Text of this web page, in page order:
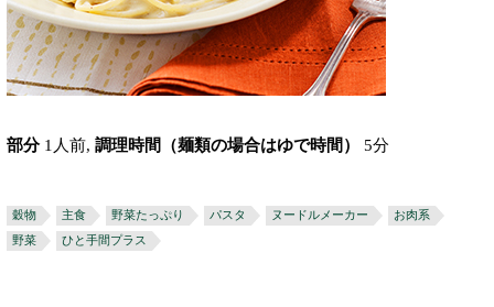
部分 1人前, 調理時間（麺類の場合はゆで時間） 5分
穀物 主食 野菜たっぷり パスタ ヌードルメーカー
お肉系
野菜
ひと手間プラス